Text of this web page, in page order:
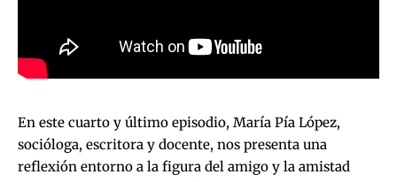
En este cuarto y último episodio, María Pía López,
socióloga, escritora y docente, nos presenta una
reflexión entorno a la figura del amigo y la amistad